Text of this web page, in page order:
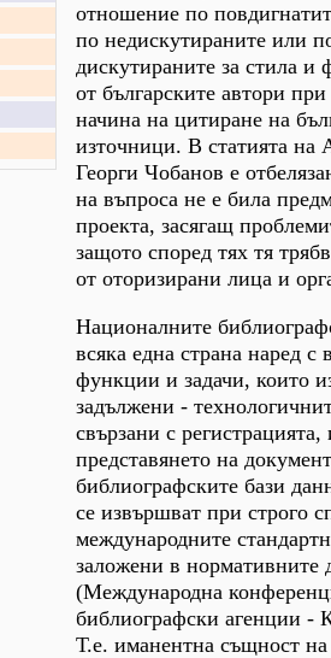
отношение по
по недискутираните или
дискутираните за стила и
от българските автори
начина на цитиране на
източници. В статията на
Георги Чобанов е
на въпроса не е била
проекта, засягащ
защото според тях тя
от оторизирани лица и
Националните
всяка една страна наред с
функции и задачи, които
задължени -
свързани с
представянето на
библиографските бази
се извършват при строго
международните
заложени в нормативните
(Международна
библиографски агенции -
Т.е. иманентна същност на